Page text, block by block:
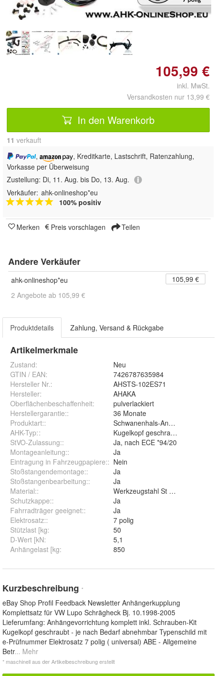
105,99 €
inkl. MwSt.
Versandkosten nur 13,99 €
In den Warenkorb
11 verkauft
,
, Kreditkarte, Lastschrift, Ratenzahlung,
Vorkasse per Überweisung
Zustellung: Di, 11. Aug. bis Do, 13. Aug.
Verkäufer: ahk-onlineshop*eu
100% positiv
Merken Preis vorschlagen Teilen
Andere Verkäufer
ahk-onlineshop*eu
105,99 €
2 Angebote ab 105,99 €
Produktdetails Zahlung, Versand & Rückgabe
Artikelmerkmale
Zustand:
Neu
GTIN / EAN:
7426787635984
Hersteller Nr.:
AHSTS-102ES71
Hersteller:
AHAKA
Oberflächenbeschaffenheit:
pulverlackiert
Herstellergarantie::
36 Monate
Produktart::
Schwanenhals-Anhängerkupplun
AHK-Typ::
Kugelkopf geschraubt (starr)
StVO-Zulassung::
Ja, nach ECE *94/20
Montageanleitung::
Ja
Eintragung in Fahrzeugpapiere:: Nein
Stoßstangendemontage::
Ja
Stoßstangenbearbeitung::
Ja
Material::
Werkzeugstahl St 52-3
Schutzkappe::
Ja
Fahrradträger geeignet::
Ja
Elektrosatz::
7 polig
Stützlast [kg:
50
D-Wert [kN:
5,1
Anhängelast [kg: 850
Kurzbeschreibung *
eBay Shop Profil Feedback Newsletter Anhängerkupplung
Komplettsatz für VW Lupo Schrägheck Bj. 10.1998-2005
Lieferumfang: Anhängevorrichtung komplett inkl. Schrauben-Kit
Kugelkopf geschraubt - je nach Bedarf abnehmbar Typenschild mit
e-Prüfnummer Elektrosatz 7 polig ( universal) ABE - Allgemeine
Betr... Mehr
* maschinell aus der Artikelbeschreibung erstellt